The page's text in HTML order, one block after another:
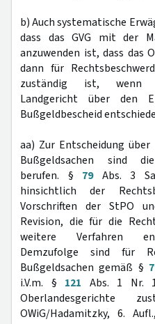
b) Auch systematische
dass das GVG mit der
anzuwenden ist, dass das
dann für
zuständig ist, wenn
Landgericht über den
Bußgeldbescheid
aa) Zur Entscheidung über
Bußgeldsachen sind
berufen. § 79Abs. 3
hinsichtlich der
Vorschriften der StPO
Revision, die für die
weitere Verfahren
Demzufolge sind für
Bußgeldsachen gemäß §
i.V.m. § 121 Abs. 1 Nr.
Oberlandesgerichte
OWiG/Hadamitzky, 6.